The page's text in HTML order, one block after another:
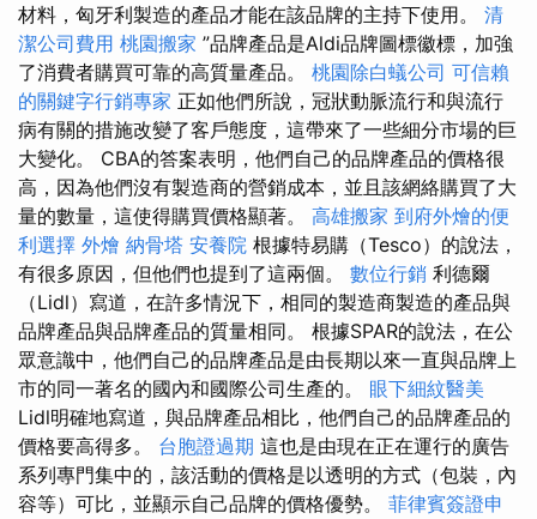
材料，匈牙利製造的產品才能在該品牌的主持下使用。 清
潔公司費用 桃園搬家 ”品牌產品是Aldi品牌圖標徽標，加強
了消費者購買可靠的高質量產品。 桃園除白蟻公司 可信賴
的關鍵字行銷專家 正如他們所說，冠狀動脈流行和與流行
病有關的措施改變了客戶態度，這帶來了一些細分市場的巨
大變化。 CBA的答案表明，他們自己的品牌產品的價格很
高，因為他們沒有製造商的營銷成本，並且該網絡購買了大
量的數量，這使得購買價格顯著。 高雄搬家 到府外燴的便
利選擇 外燴 納骨塔 安養院 根據特易購（Tesco）的說法，
有很多原因，但他們也提到了這兩個。 數位行銷 利德爾
（Lidl）寫道，在許多情況下，相同的製造商製造的產品與
品牌產品與品牌產品的質量相同。 根據SPAR的說法，在公
眾意識中，他們自己的品牌產品是由長期以來一直與品牌上
市的同一著名的國內和國際公司生產的。 眼下細紋醫美
Lidl明確地寫道，與品牌產品相比，他們自己的品牌產品的
價格要高得多。 台胞證過期 這也是由現在正在運行的廣告
系列專門集中的，該活動的價格是以透明的方式（包裝，內
容等）可比，並顯示自己品牌的價格優勢。 菲律賓簽證申